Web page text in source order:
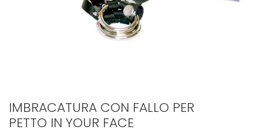
IMBRACATURA CON FALLO PER
PETTO IN YOUR FACE